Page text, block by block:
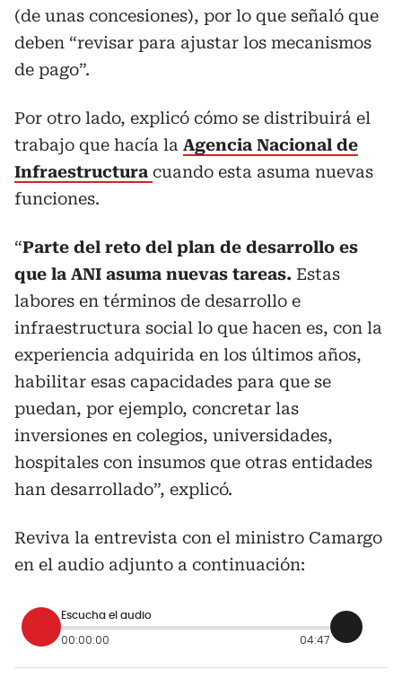
(de unas concesiones), por lo que señaló que
deben “revisar para ajustar los mecanismos
de pago”.
Por otro lado, explicó cómo se distribuirá el
trabajo que hacía la Agencia Nacional de
Infraestructura cuando esta asuma nuevas
funciones.
“Parte del reto del plan de desarrollo es
que la ANI asuma nuevas tareas. Estas
labores en términos de desarrollo e
infraestructura social lo que hacen es, con la
experiencia adquirida en los últimos años,
habilitar esas capacidades para que se
puedan, por ejemplo, concretar las
inversiones en colegios, universidades,
hospitales con insumos que otras entidades
han desarrollado”, explicó.
Reviva la entrevista con el ministro Camargo
en el audio adjunto a continuación:
Escucha el audio
00:00:00 04:47